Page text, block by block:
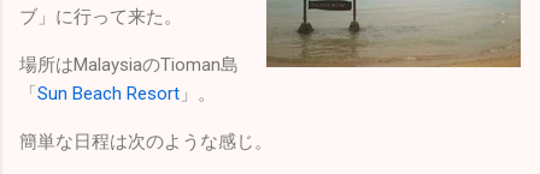
ブ」に行って来た。
場所はMalaysiaのTioman島
「Sun Beach Resort 」。
簡単な日程は次のような感じ。